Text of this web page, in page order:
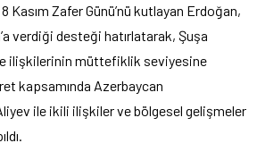
Kasım Zafer Günü’nü kutlayan Erdoğan,
verdiği desteği hatırlatarak, Şuşa
ilişkilerinin müttefiklik seviyesine
kapsamında Azerbaycan
ile ikili ilişkiler ve bölgesel gelişmeler